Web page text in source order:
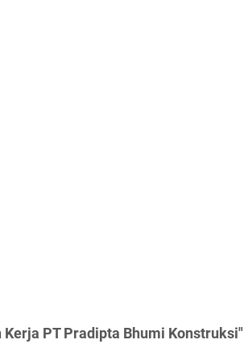
PT Pradipta Bhumi Konstruksi"